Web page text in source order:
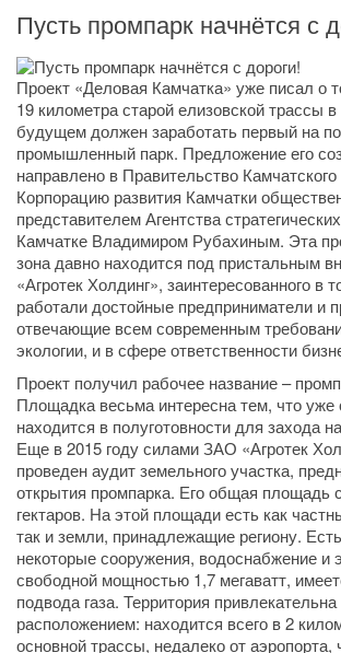
Пусть промпарк начнётся с
Проект «Деловая Камчатка» уже писал о
19 километра старой елизовской трассы
будущем должен заработать первый на
промышленный парк. Предложение его
направлено в Правительство Камчатского
Корпорацию развития Камчатки
представителем Агентства
Камчатке Владимиром Рубахиным. Эта
зона давно находится под пристальным
«Агротек Холдинг», заинтересованного в
работали достойные предприниматели и
отвечающие всем современным
экологии, и в сфере ответственности
Проект получил рабочее название –
Площадка весьма интересна тем, что уже
находится в полуготовности для захода
Еще в 2015 году силами ЗАО «Агротек
проведен аудит земельного участка,
открытия промпарка. Его общая площадь
гектаров. На этой площади есть как
так и земли, принадлежащие региону.
некоторые сооружения, водоснабжение и
свободной мощностью 1,7 мегаватт,
подвода газа. Территория
расположением: находится всего в 2
основной трассы, недалеко от аэропорта,